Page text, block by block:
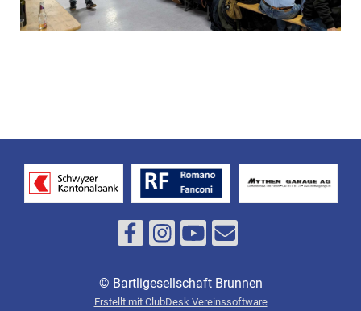
© Bartligesellschaft Brunnen
Erstellt mit ClubDesk Vereinssoftware